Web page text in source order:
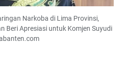
Narkoba di Lima Provinsi,
Beri Apresiasi untuk Komjen Suyudi